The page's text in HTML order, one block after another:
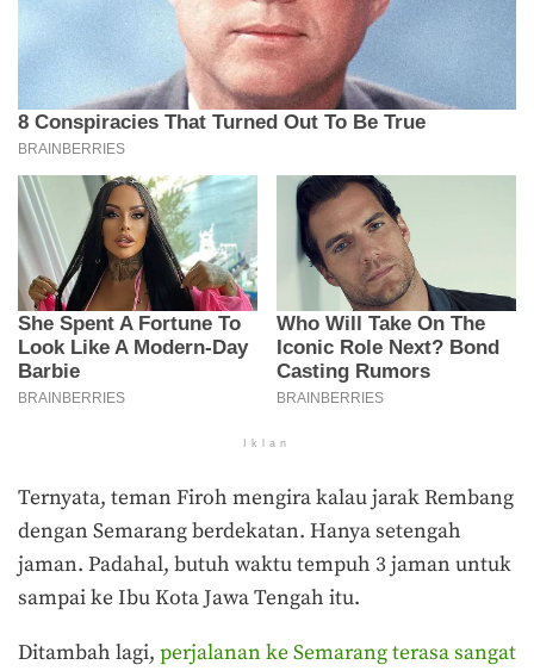
Iklan
Ternyata, teman Firoh mengira kalau jarak Rembang
dengan Semarang berdekatan. Hanya setengah
jaman. Padahal, butuh waktu tempuh 3 jaman untuk
sampai ke Ibu Kota Jawa Tengah itu.
Ditambah lagi, perjalanan ke Semarang terasa sangat